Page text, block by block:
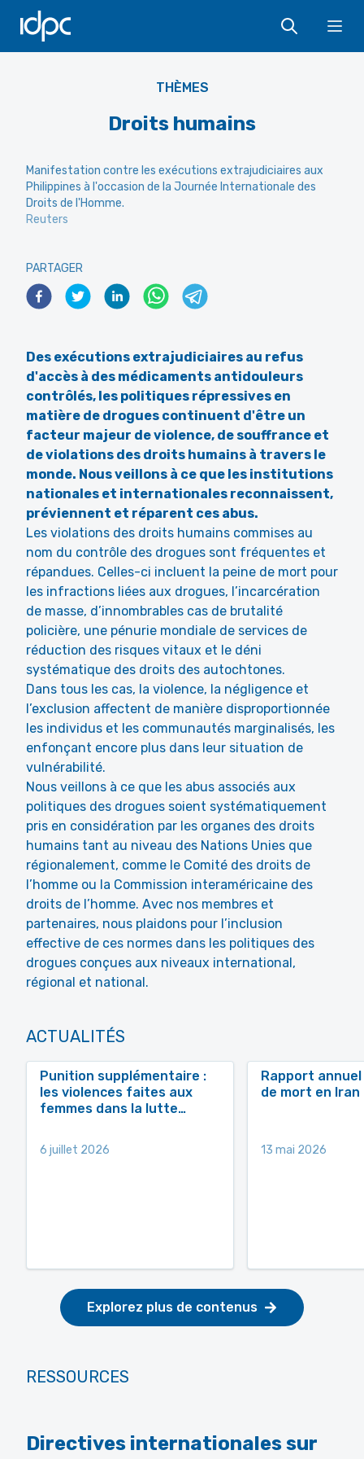
IDPC
THÈMES
Droits humains
Manifestation contre les exécutions extrajudiciaires aux
Philippines à l'occasion de la Journée Internationale des
Droits de l'Homme.
Reuters
PARTAGER
Des exécutions extrajudiciaires au refus
d'accès à des médicaments antidouleurs
contrôlés, les politiques répressives en
matière de drogues continuent d'être un
facteur majeur de violence, de souffrance et
de violations des droits humains à travers le
monde. Nous veillons à ce que les institutions
nationales et internationales reconnaissent,
préviennent et réparent ces abus.
Les violations des droits humains commises au
nom du contrôle des drogues sont fréquentes et
répandues. Celles-ci incluent la peine de mort pour
les infractions liées aux drogues, l’incarcération
de masse, d’innombrables cas de brutalité
policière, une pénurie mondiale de services de
réduction des risques vitaux et le déni
systématique des droits des autochtones.
Dans tous les cas, la violence, la négligence et
l’exclusion affectent de manière disproportionnée
les individus et les communautés marginalisés, les
enfonçant encore plus dans leur situation de
vulnérabilité.
Nous veillons à ce que les abus associés aux
politiques des drogues soient systématiquement
pris en considération par les organes des droits
humains tant au niveau des Nations Unies que
régionalement, comme le Comité des droits de
l’homme ou la Commission interaméricaine des
droits de l’homme. Avec nos membres et
partenaires, nous plaidons pour l’inclusion
effective de ces normes dans les politiques des
drogues conçues aux niveaux international,
régional et national.
ACTUALITÉS
Punition supplémentaire :
les violences faites aux
femmes dans la lutte…
6 juillet 2026
Rapport
de mort en Iran
13 mai 2026
Explorez plus de contenus
RESSOURCES
Directives internationales sur